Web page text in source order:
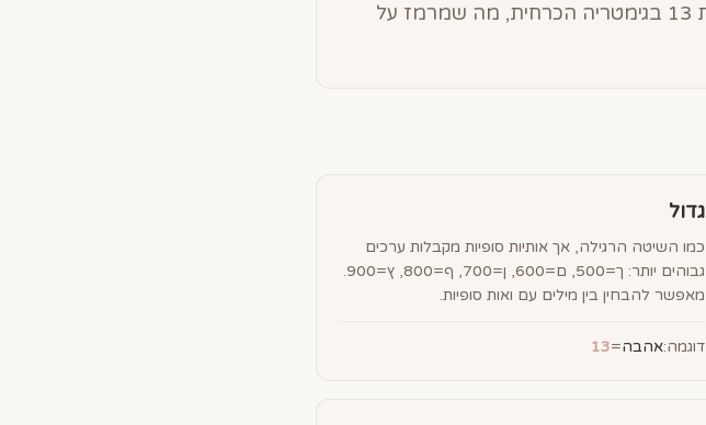
לדוגמה, המילה "אהבה" והמילה "אחד" שתיהן שוות 13 בגימטריה הכרחית, מה שמרמז על
גדול
כמו השיטה הרגילה, אך אותיות סופיות מקבלות ערכים
גבוהים יותר: ך=500, ם=600, ן=700, ף=800, ץ=900.
מאפשר להבחין בין מילים עם ואות סופיות.
דוגמה:אהבה=
13